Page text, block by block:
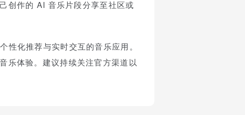
创作的 AI 音乐片段分享至社区或
化推荐与实时交互的音乐应用。
乐体验。建议持续关注官方渠道以